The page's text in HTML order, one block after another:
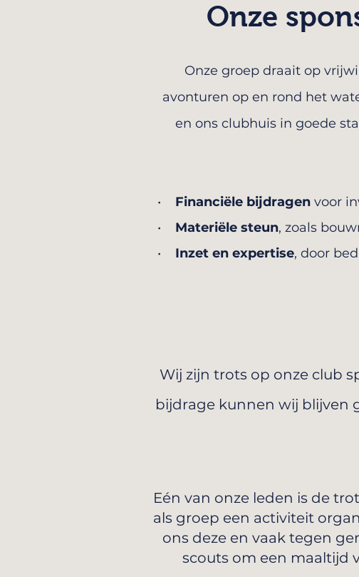
Onze
Onze groep draait op
avonturen op en rond het
en ons clubhuis in goede
• Financiële bijdragen voor
• Materiële steun, zoals
• Inzet en expertise, door
Wij zijn trots op onze club
bijdrage kunnen wij blijven
Eén van onze leden is de
als groep een activiteit
ons deze en vaak tegen
scouts om een maaltijd